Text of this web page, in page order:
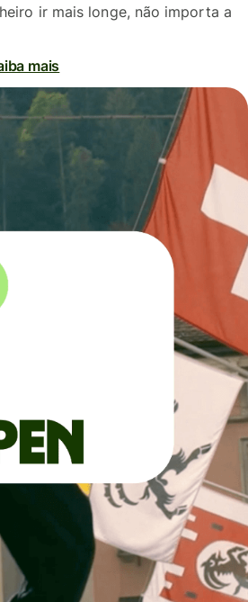
ir mais longe, não importa a
mais